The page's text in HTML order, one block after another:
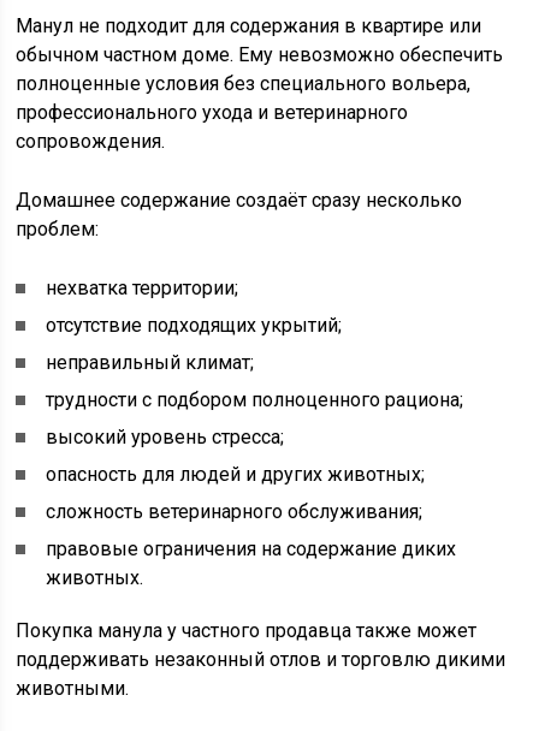
Манул не подходит для содержания в квартире или
обычном частном доме. Ему невозможно обеспечить
полноценные условия без специального вольера,
профессионального ухода и ветеринарного
сопровождения.
Домашнее содержание создаёт сразу несколько
проблем:
нехватка территории;
отсутствие подходящих укрытий;
неправильный климат;
трудности с подбором полноценного рациона;
высокий уровень стресса;
опасность для людей и других животных;
сложность ветеринарного обслуживания;
правовые ограничения на содержание диких
животных.
Покупка манула у частного продавца также может
поддерживать незаконный отлов и торговлю дикими
животными.